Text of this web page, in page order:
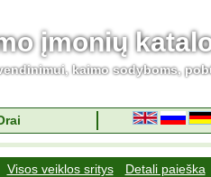
įmonių
kaimo sodyboms,
Visos veiklos sritys Detali paieška